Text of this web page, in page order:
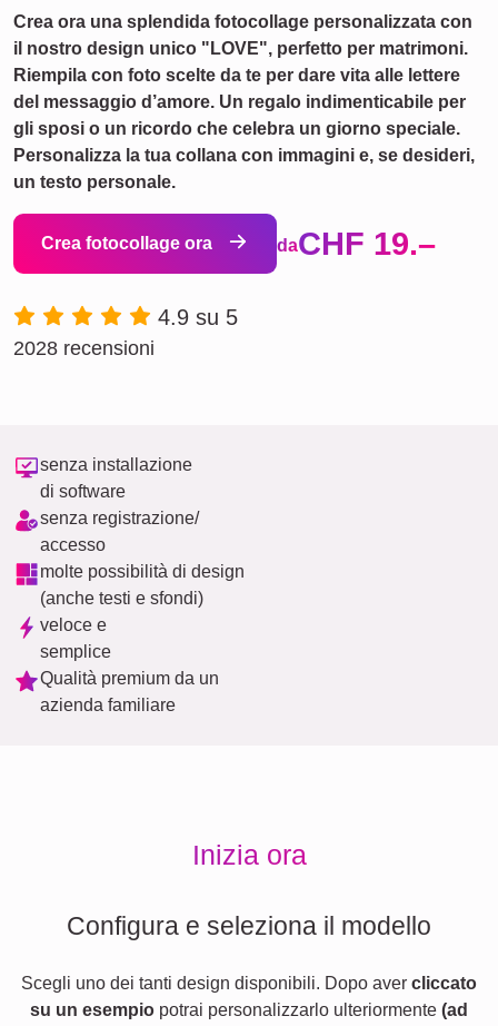
Crea ora una splendida fotocollage personalizzata con
il nostro design unico "LOVE", perfetto per matrimoni.
Riempila con foto scelte da te per dare vita alle lettere
del messaggio d’amore. Un regalo indimenticabile per
gli sposi o un ricordo che celebra un giorno speciale.
Personalizza la tua collana con immagini e, se desideri,
un testo personale.
Crea fotocollage ora daCHF 19.–
4.9 su 5
2028 recensioni
senza installazione
di software
senza registrazione/
accesso
molte possibilità di design
(anche testi e sfondi)
veloce e
semplice
Qualità premium da un
azienda familiare
Inizia ora
Configura e seleziona il modello
Scegli uno dei tanti design disponibili. Dopo aver cliccato
su un esempio potrai personalizzarlo ulteriormente (ad